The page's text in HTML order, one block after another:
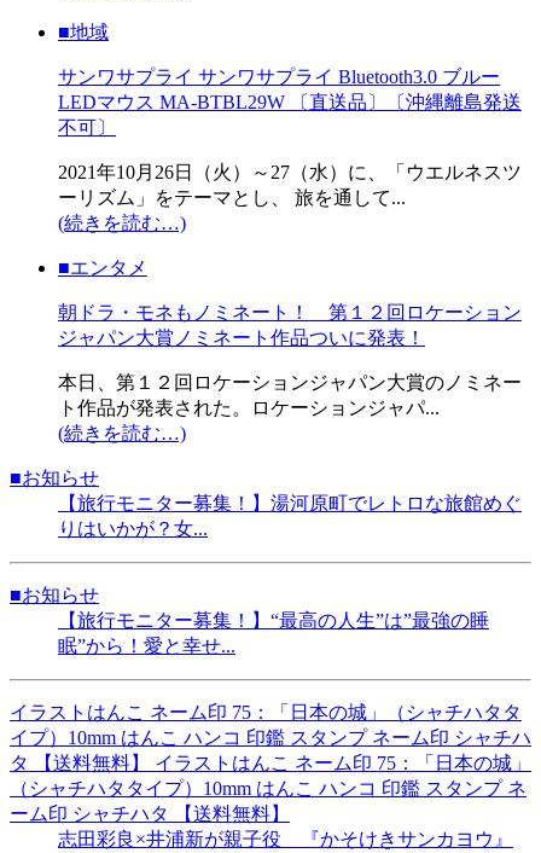
■地域
サンワサプライ サンワサプライ Bluetooth3.0 ブルー
LEDマウス MA-BTBL29W 〔直送品〕〔沖縄離島発送
不可〕
2021年10月26日（火）～27（水）に、「ウエルネスツ
ーリズム」をテーマとし、 旅を通して...
(続きを読む…)
■エンタメ
朝ドラ・モネもノミネート！ 第１２回ロケーション
ジャパン大賞ノミネート作品ついに発表！
本日、第１２回ロケーションジャパン大賞のノミネー
ト作品が発表された。ロケーションジャパ...
(続きを読む…)
■お知らせ
【旅行モニター募集！】湯河原町でレトロな旅館めぐ
りはいかが？女...
■お知らせ
【旅行モニター募集！】“最高の人生”は”最強の睡
眠”から！愛と幸せ...
イラストはんこ ネーム印 75：「日本の城」（シャチハタタ
イプ）10mm はんこ ハンコ 印鑑 スタンプ ネーム印 シャチハ
タ 【送料無料】 イラストはんこ ネーム印 75：「日本の城」
（シャチハタタイプ）10mm はんこ ハンコ 印鑑 スタンプ ネ
ーム印 シャチハタ 【送料無料】
志田彩良×井浦新が親子役 『かそけきサンカヨウ』